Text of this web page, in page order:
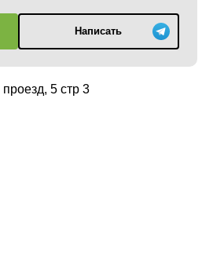
Написать
5 стр 3